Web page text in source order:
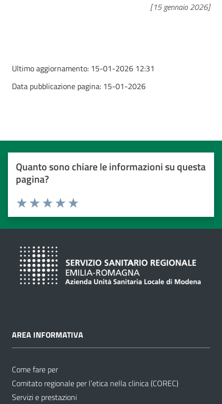
[15 gennaio 2026]
Ultimo aggiornamento: 15-01-2026 12:31
Data pubblicazione pagina: 15-01-2026
Quanto sono chiare le informazioni su questa
pagina?
Valuta da 1 a 5 stelle
Valuta 5 stelle su 5
Valuta 4 stelle su 5
Valuta 3 stelle su 5
Valuta 2 stelle su 5
Valuta 1 stelle su 5
AREA INFORMATIVA
Come fare per
Comitato regionale per l’etica nella clinica (COREC)
Servizi e prestazioni